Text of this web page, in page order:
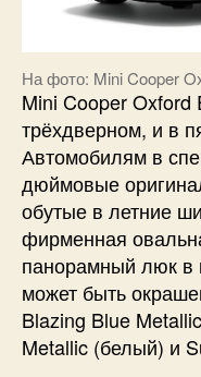
На фото: Mini Cooper
Mini Cooper Oxford
трёхдверном, и в
Автомобилям в
дюймовые
обутые в летние
фирменная
панорамный люк в
может быть
Blazing Blue
Metallic (белый) и